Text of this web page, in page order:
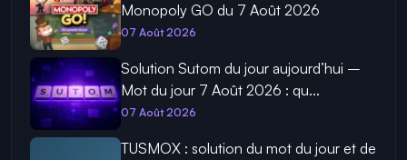
Monopoly GO du 7 Août 2026
07 Août 2026
Solution Sutom du jour aujourd’hui –
Mot du jour 7 Août 2026 : qu...
07 Août 2026
TUSMOX : solution du mot du jour et de